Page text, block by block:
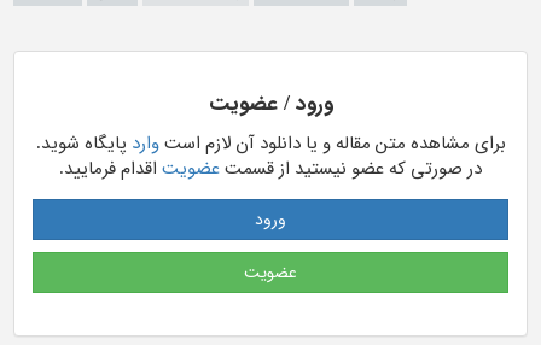
ورود / عضویت
برای مشاهده متن مقاله و یا دانلود آن لازم استوارد پایگاه شوید.
در صورتی که عضو نیستید از قسمت عضویت اقدام فرمایید.
ورود
عضویت